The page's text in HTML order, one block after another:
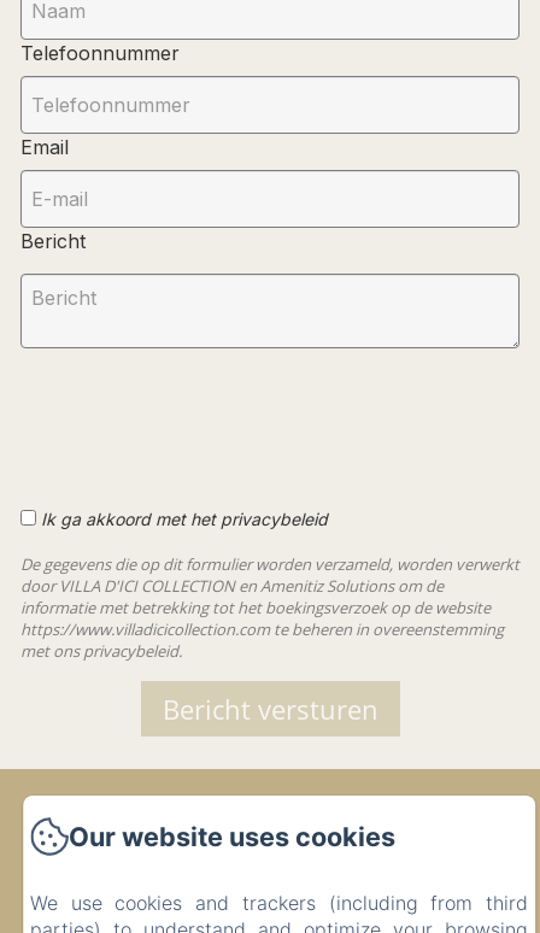
Telefoonnummer
Email
Bericht
Ik ga akkoord met het privacybeleid
De gegevens die op dit formulier worden verzameld, worden verwerkt
door VILLA D'ICI COLLECTION en Amenitiz Solutions om de
informatie met betrekking tot het boekingsverzoek op de website
https://www.villadicicollection.com te beheren in overeenstemming
met ons privacybeleid.
VILLA D'ICI
Our website uses cookies
We use cookies and trackers (including from third